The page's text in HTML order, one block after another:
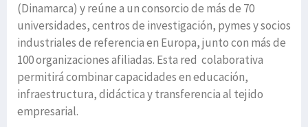
(Dinamarca) y reúne a un consorcio de más de 70
universidades, centros de investigación, pymes y socios
industriales de referencia en Europa, junto con más de
100 organizaciones afiliadas. Esta red colaborativa
permitirá combinar capacidades en educación,
infraestructura, didáctica y transferencia al tejido
empresarial.